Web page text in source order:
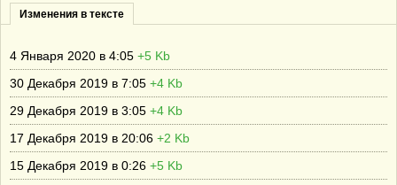
Изменения в тексте
4 Января 2020 в 4:05 +5 Kb
30 Декабря 2019 в 7:05 +4 Kb
29 Декабря 2019 в 3:05 +4 Kb
17 Декабря 2019 в 20:06 +2 Kb
15 Декабря 2019 в 0:26 +5 Kb